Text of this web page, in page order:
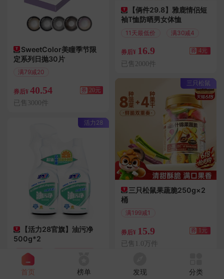
SweetColor美瞳季节限
定系列日抛30片
满79减20
券后¥ 40.54 券 20元
已售3000件
活力28
【活力28官旗】油污净
500g*2
满12减3
券后¥9.9 券
【俩件29.8】雅鹿情侣短
袖T恤防晒男女体恤
11天最低价 满30减4
券后¥ 16.9 券 4元
已售2000件
三只松鼠
三只松鼠果蔬脆250g×2
桶
满199减1
券后¥ 15.9 券 1元
已售1.0万件
首页 榜单 发现 分类